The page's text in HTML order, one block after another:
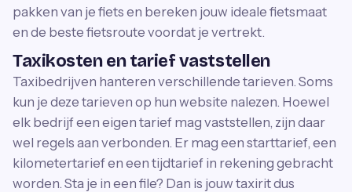
pakken van je fiets en bereken jouw ideale fietsmaat
en de beste fietsroute voordat je vertrekt.
Taxikosten en tarief vaststellen
Taxibedrijven hanteren verschillende tarieven. Soms
kun je deze tarieven op hun website nalezen. Hoewel
elk bedrijf een eigen tarief mag vaststellen, zijn daar
wel regels aan verbonden. Er mag een starttarief, een
kilometertarief en een tijdtarief in rekening gebracht
worden. Sta je in een file? Dan is jouw taxirit dus